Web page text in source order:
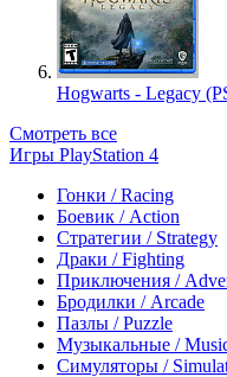
Hogwarts - Legacy
Смотреть все
Игры PlayStation 4
Гонки / Racing
Боевик / Action
Стратегии / Strategy
Драки / Fighting
Приключения /
Бродилки / Arcade
Пазлы / Puzzle
Музыкальные /
Симуляторы /